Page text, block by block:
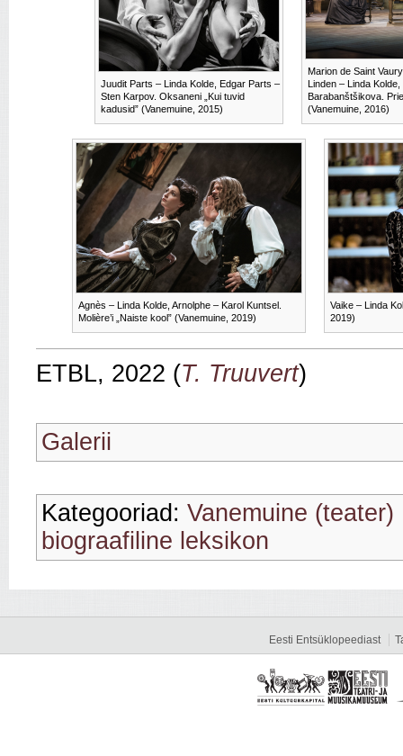
Juudit Parts – Linda Kolde, Edgar Parts –
Sten Karpov. Oksaneni „Kui tuvid
kadusid” (Vanemuine, 2015)
Marion de Saint
Linden – Linda
Barabanštšikova.
(Vanemuine, 2016)
Agnès – Linda Kolde, Arnolphe – Karol Kuntsel.
Molière’i „Naiste kool” (Vanemuine, 2019)
Vaike – Linda
2019)
ETBL, 2022 (T. Truuvert)
Galerii
Kategooriad: Vanemuine (teater)
biograafiline leksikon
Eesti Entsüklopeediast